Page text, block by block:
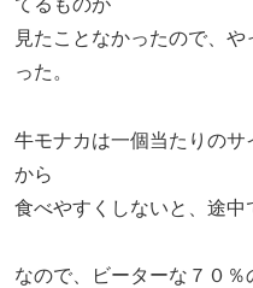
見たことなかったので、
った。
牛モナカは一個当たりの
から
食べやすくしないと、途中
なので、ビーターな７０